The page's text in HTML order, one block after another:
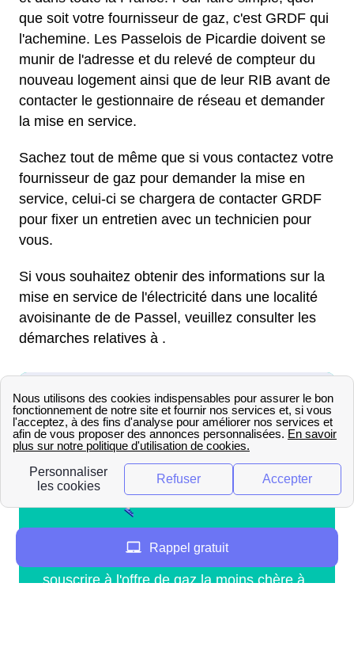
que soit votre fournisseur de gaz, c'est GRDF qui
l'achemine. Les Passelois de Picardie doivent se
munir de l'adresse et du relevé de compteur du
nouveau logement ainsi que de leur RIB avant de
contacter le gestionnaire de réseau et demander
la mise en service.
Sachez tout de même que si vous contactez votre
fournisseur de gaz pour demander la mise en
service, celui-ci se chargera de contacter GRDF
pour fixer un entretien avec un technicien pour
vous.
Si vous souhaitez obtenir des informations sur la
mise en service de l'électricité dans une localité
avoisinante de de Passel, veuillez consulter les
démarches relatives à .
Rappel gratuit